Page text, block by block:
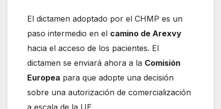
El dictamen adoptado por el CHMP es un
paso intermedio en el camino de Arexvy
hacia el acceso de los pacientes. El
dictamen se enviará ahora a la Comisión
Europea para que adopte una decisión
sobre una autorización de comercialización